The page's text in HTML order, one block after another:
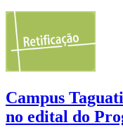
Campus
no edital do